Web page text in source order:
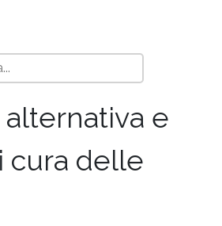
e
cura delle